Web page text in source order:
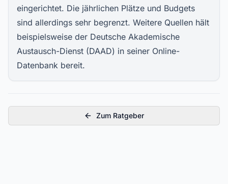
eingerichtet. Die jährlichen Plätze und Budgets
sind allerdings sehr begrenzt. Weitere Quellen hält
beispielsweise der Deutsche Akademische
Austausch-Dienst (DAAD) in seiner Online-
Datenbank bereit.
Zum Ratgeber